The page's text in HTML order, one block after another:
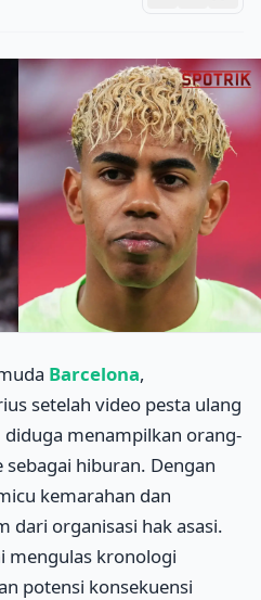
Barcelona,
setelah video pesta ulang
menampilkan orang-
hiburan. Dengan
kemarahan dan
dari organisasi hak asasi.
mengulas kronologi
potensi konsekuensi